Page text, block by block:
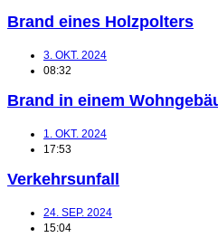
Brand eines Holzpolters
3. OKT. 2024
08:32
Brand in einem
1. OKT. 2024
17:53
Verkehrsunfall
24. SEP. 2024
15:04